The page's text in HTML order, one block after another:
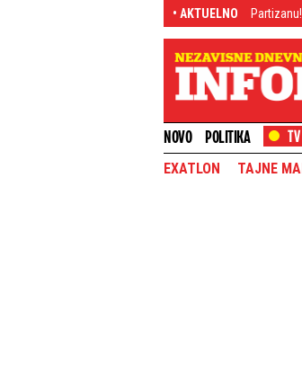
• AKTUELNO
a deo kolača odmah ide Partizanu! Gotovi
NOVO POLITIKA
EXATLON TAJNE